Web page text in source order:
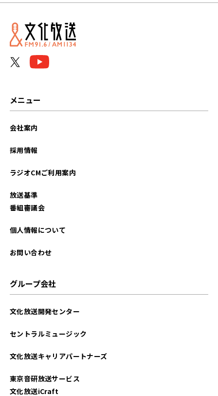
メニュー
会社案内
採用情報
ラジオCMご利用案内
放送基準
番組審議会
個人情報について
お問い合わせ
グループ会社
文化放送開発センター
セントラルミュージック
文化放送キャリアパートナーズ
東京音研放送サービス
文化放送iCraft